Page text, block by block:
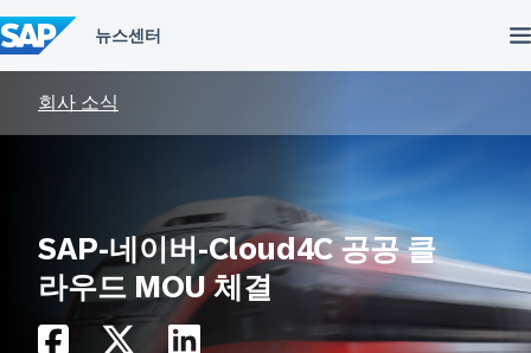
텐
츠
건
회사 소식
SAP-네이버-Cloud4C 공공 클
라우드 MOU 체결